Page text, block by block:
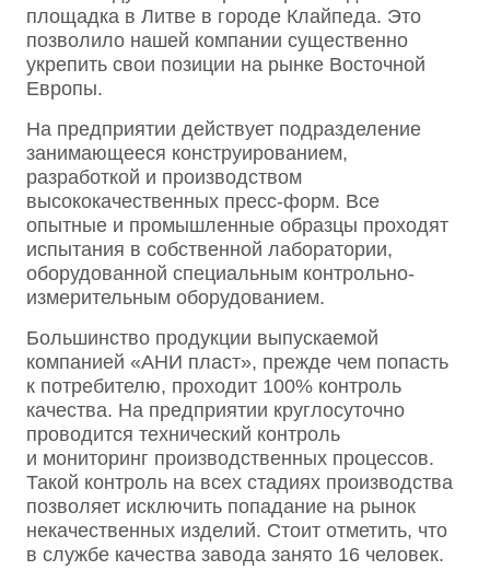
площадка в Литве в городе Клайпеда. Это
позволило нашей компании существенно
укрепить свои позиции на рынке Восточной
Европы.
На предприятии действует подразделение
занимающееся конструированием,
разработкой и производством
высококачественных пресс-форм. Все
опытные и промышленные образцы проходят
испытания в собственной лаборатории,
оборудованной специальным контрольно-
измерительным оборудованием.
Большинство продукции выпускаемой
компанией «АНИ пласт», прежде чем попасть
к потребителю, проходит 100% контроль
качества. На предприятии круглосуточно
проводится технический контроль
и мониторинг производственных процессов.
Такой контроль на всех стадиях производства
позволяет исключить попадание на рынок
некачественных изделий. Стоит отметить, что
в службе качества завода занято 16 человек.